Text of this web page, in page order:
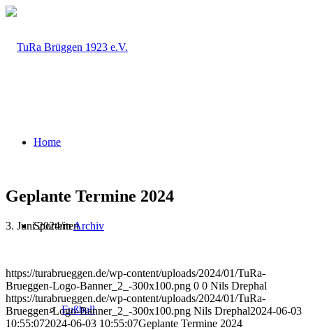
Home
Sportarten
Fußball
Geplante Termine 2024
3. Juni 2024/inArchiv
https://turabrueggen.de/wp-content/uploads/2024/01/TuRa-
Brueggen-Logo-Banner_2_-300x100.png 0 0 Nils Drephal
https://turabrueggen.de/wp-content/uploads/2024/01/TuRa-
Brueggen-Logo-Banner_2_-300x100.png Nils Drephal2024-06-03
10:55:072024-06-03 10:55:07Geplante Termine 2024